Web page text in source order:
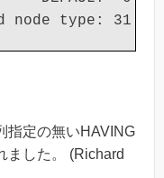
指定の無いHAVING
ました。 (Richard